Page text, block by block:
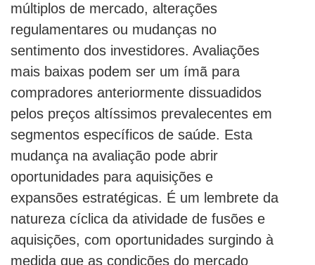
múltiplos de mercado, alterações
regulamentares ou mudanças no
sentimento dos investidores. Avaliações
mais baixas podem ser um ímã para
compradores anteriormente dissuadidos
pelos preços altíssimos prevalecentes em
segmentos específicos de saúde. Esta
mudança na avaliação pode abrir
oportunidades para aquisições e
expansões estratégicas. É um lembrete da
natureza cíclica da atividade de fusões e
aquisições, com oportunidades surgindo à
medida que as condições do mercado